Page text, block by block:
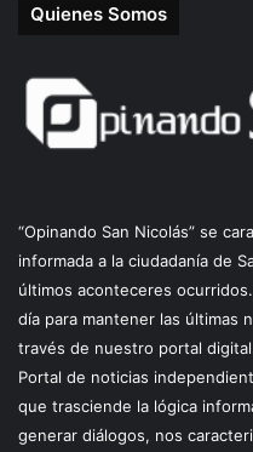
Quienes Somos
“Opinando San Nicolás” se
informada a la ciudadanía de
últimos aconteceres
día para mantener las últimas
través de nuestro portal
Portal de noticias
que trasciende la lógica
generar diálogos, nos